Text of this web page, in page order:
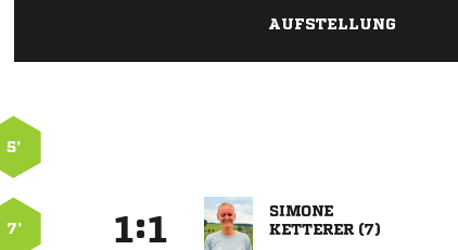
AUFSTELLUNG
5’
7’ :

 